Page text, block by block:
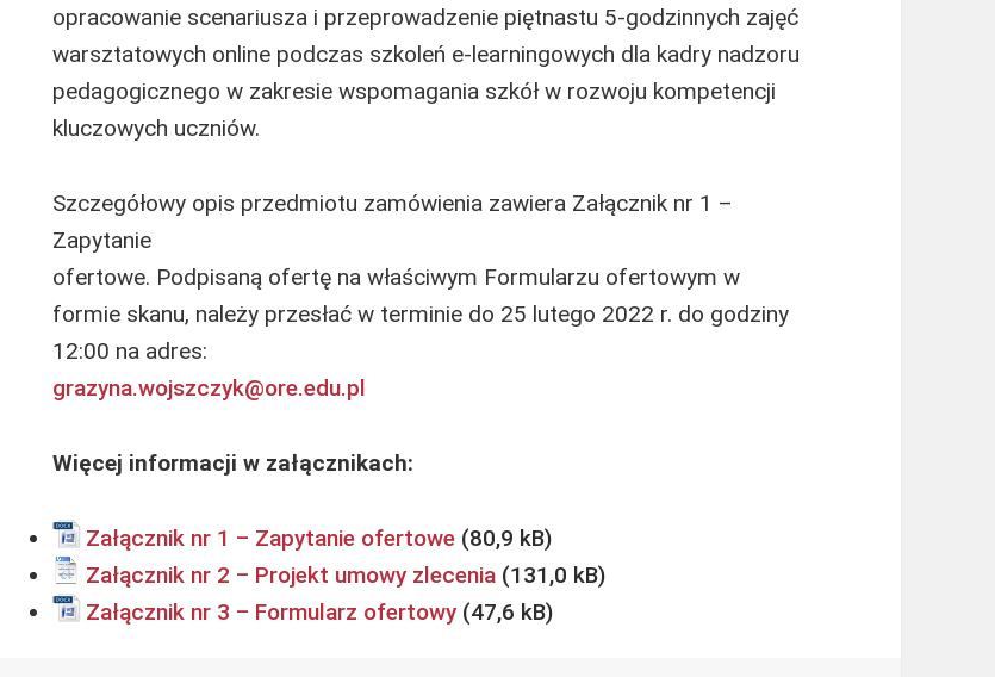
opracowanie scenariusza i przeprowadzenie piętnastu 5-godzinnych zajęć
warsztatowych online podczas szkoleń e-learningowych dla kadry nadzoru
pedagogicznego w zakresie wspomagania szkół w rozwoju kompetencji
kluczowych uczniów.
Szczegółowy opis przedmiotu zamówienia zawiera Załącznik nr 1 –
Zapytanie
ofertowe. Podpisaną ofertę na właściwym Formularzu ofertowym w
formie skanu, należy przesłać w terminie do 25 lutego 2022 r. do godziny
12:00 na adres:
grazyna.wojszczyk@ore.edu.pl
Więcej informacji w załącznikach:
Załącznik nr 1 – Zapytanie ofertowe
Załącznik nr 2 – Projekt umowy zlecenia
Załącznik nr 3 – Formularz ofertowy